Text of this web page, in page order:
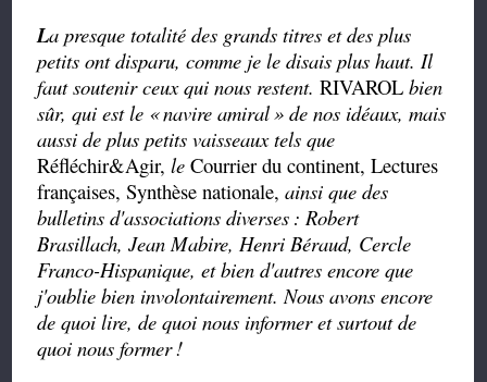
La presque totalité des grands titres et des plus
petits ont disparu, comme je le disais plus haut. Il
faut soutenir ceux qui nous restent.RIVAROLbien
sûr, qui est le «navire amiral» de nos idéaux, mais
aussi de plus petits vaisseaux tels que
Réfléchir&Agir,le Courrier du continent, Lectures
françaises, Synthèse nationale,ainsi que des
bulletins d'associations diverses : Robert
Brasillach, Jean Mabire, Henri Béraud, Cercle
Franco-Hispanique, et bien d'autres encore que
j'oublie bien involontairement. Nous avons encore
de quoi lire, de quoi nous informer et surtout de
quoi nous former!